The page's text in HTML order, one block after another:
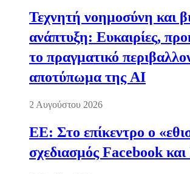
Τεχνητή νοημοσύνη και
ανάπτυξη: Ευκαιρίες,
το πραγματικό
αποτύπωμα της AI
2 Αυγούστου 2026
ΕΕ: Στο επίκεντρο ο
σχεδιασμός Facebook